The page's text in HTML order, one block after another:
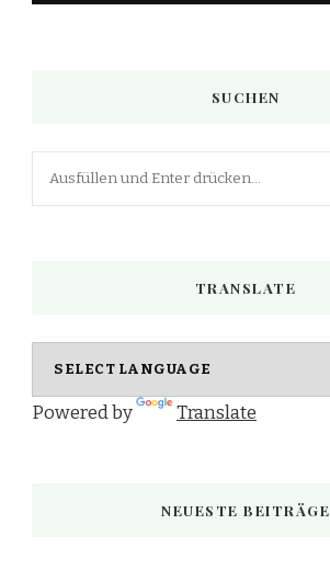
SUCHEN
TRANSLATE
Powered by Translate
NEUESTE BEITRÄGE